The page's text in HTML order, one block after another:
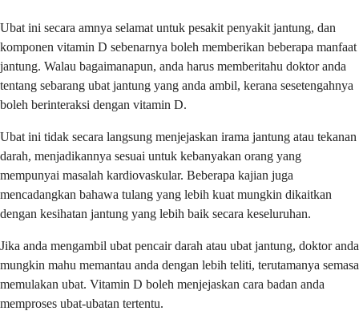
Ubat ini secara amnya selamat untuk pesakit penyakit jantung, dan
komponen vitamin D sebenarnya boleh memberikan beberapa manfaat
jantung. Walau bagaimanapun, anda harus memberitahu doktor anda
tentang sebarang ubat jantung yang anda ambil, kerana sesetengahnya
boleh berinteraksi dengan vitamin D.
Ubat ini tidak secara langsung menjejaskan irama jantung atau tekanan
darah, menjadikannya sesuai untuk kebanyakan orang yang
mempunyai masalah kardiovaskular. Beberapa kajian juga
mencadangkan bahawa tulang yang lebih kuat mungkin dikaitkan
dengan kesihatan jantung yang lebih baik secara keseluruhan.
Jika anda mengambil ubat pencair darah atau ubat jantung, doktor anda
mungkin mahu memantau anda dengan lebih teliti, terutamanya semasa
memulakan ubat. Vitamin D boleh menjejaskan cara badan anda
memproses ubat-ubatan tertentu.